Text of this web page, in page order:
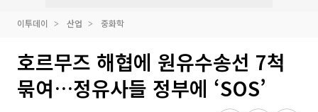
이투데이 산업 중화학
호르무즈 해협에 원유수송선 7척
묶여…정유사들 정부에 ‘SOS’